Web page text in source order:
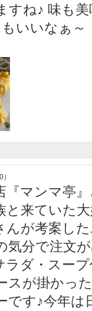
すね♪ 味も
いいなぁ～
マンマ亭
と来ていた
んが考案し
気分で注文
ダ・スー
スが掛かっ
です♪今年